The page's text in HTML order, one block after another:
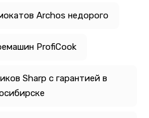
Archos недорого
ProfiCook
Sharp с гарантией в